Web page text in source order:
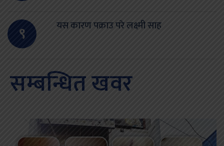
९ यस कारण पक्राउ परे लक्ष्मी साह
सम्बन्धित खवर